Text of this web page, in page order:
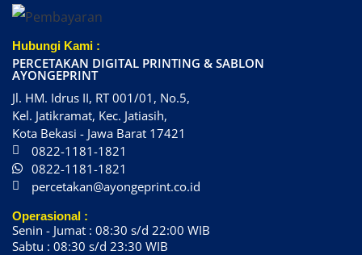
Hubungi Kami :
PERCETAKAN DIGITAL PRINTING & SABLON
AYONGEPRINT
Jl. HM. Idrus II, RT 001/01, No.5,
Kel. Jatikramat, Kec. Jatiasih,
Kota Bekasi - Jawa Barat 17421
0822-1181-1821
0822-1181-1821
percetakan@ayongeprint.co.id
Operasional :
Senin - Jumat : 08:30 s/d 22:00 WIB
Sabtu : 08:30 s/d 23:30 WIB